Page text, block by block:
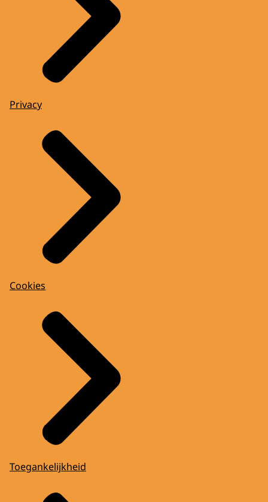
Privacy
Cookies
Toegankelijkheid